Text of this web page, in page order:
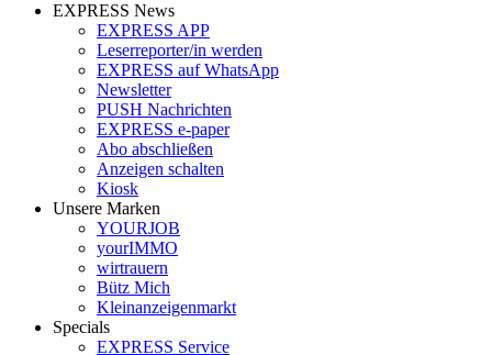
EXPRESS News
EXPRESS APP
Leserreporter/in werden
EXPRESS auf WhatsApp
Newsletter
PUSH Nachrichten
EXPRESS e-paper
Abo abschließen
Anzeigen schalten
Kiosk
Unsere Marken
YOURJOB
yourIMMO
wirtrauern
Bütz Mich
Kleinanzeigenmarkt
Specials
EXPRESS Service